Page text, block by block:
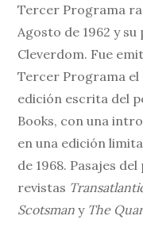
Tercer Programa
Agosto de 1962 y
Cleverdom. Fue
Tercer Programa el
edición escrita del
Books, con una
en una edición
de 1968. Pasajes
revistas
Scotsman y The